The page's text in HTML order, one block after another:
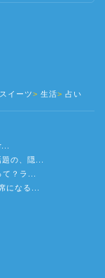
スイーツ 生活 占い
の、隠...
？ラ...
になる...